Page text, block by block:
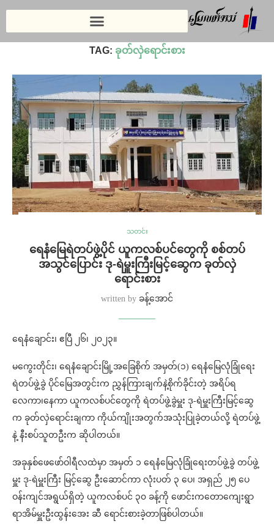
ခုတ်လှဲရောင်းစား
TAG: ခုတ်လှဲရောင်းစား
သတင်း
ရေနံမြေရဲတပ်ဖွဲ့ပိုင် ယူကလစ်ပင်တွေကို စစ်တပ်
အသွင်ပြောင်း ဒု-ရဲမှူးကြီးမြင့်ဆွေက ခုတ်လှဲ
ရောင်းစား
written by ခန့်အောင်
ရေနံချောင်း၊ ဧပြီ ၂၆၊ ၂၀၂၃။
မကွေးတိုင်း၊ ရေနံချောင်းမြို့အခြေစိုက် အမှတ်(၁) ရေနံမြေလုံခြုံရေး
ရဲတပ်ဖွဲ့ခွဲ ပိုင်မြေအတွင်းက ညွှန်ကြားချက်နဲ့စိုက်ခိုင်းတဲ့ အရိပ်ရ
လေကာ၊နေကာ ယူကလစ်ပင်တွေကို ရဲတပ်ဖွဲ့ခွဲမှူး ဒု-ရဲမှူးကြီးမြင့်ဆွေ
က ခုတ်လှဲရောင်းချကာ ကိုယ်ကျိုးအတွက်အသုံးပြုခဲ့တယ်လို့ ရဲတပ်ဖွဲ့
နဲ့ နီးစပ်သူတဦးက ဆိုပါတယ်။
အခုနှစ်ဖေဖော်ဝါရီလထဲမှာ အမှတ် ၁ ရေနံမြေလုံခြုံရေးတပ်ဖွဲ့ခွဲ တပ်ဖွဲ့
မှူး ဒု-ရဲမှူးကြီး မြင့်ဆွေ ဦးဆောင်ကာ လုံးပတ် ၃ ပေ၊ အရှည် ၂၅ ပေ
ဝန်းကျင်အရွယ်ရှိတဲ့ ယူကလစ်ပင် ၃၀ ခန့်ကို ဖောင်းကတောကျေးရွာ
ရာအိမ်မှူးဦးထွန်းအေး ဆီ ရောင်းစားခဲ့တာဖြစ်ပါတယ်။